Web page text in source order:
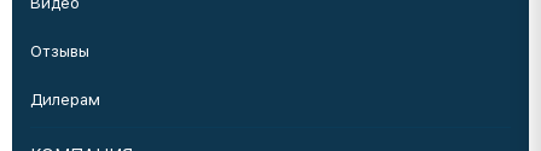
Отзывы
Дилерам